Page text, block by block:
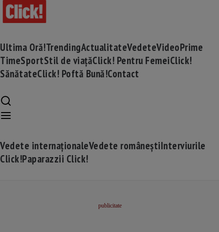
Ultima Oră!TrendingActualitateVedeteVideoPrime
TimeSportStil de viațăClick! Pentru FemeiClick!
SănătateClick! Poftă Bună!Contact
Vedete internaționaleVedete româneștiInterviurile
Click!Paparazzii Click!